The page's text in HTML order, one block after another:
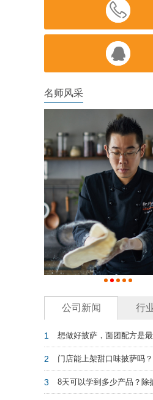


名师风采
公司新闻 行
1
2
3